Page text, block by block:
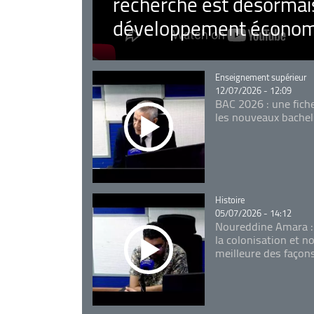
développement
Catégorie
Enseignement supérieur
12/07/2026 - 12:09
BAC 2026 : une
les nouveaux
Catégorie
Histoire
05/07/2026 - 14:12
Noureddine Amara
la colonisation et
meilleure des